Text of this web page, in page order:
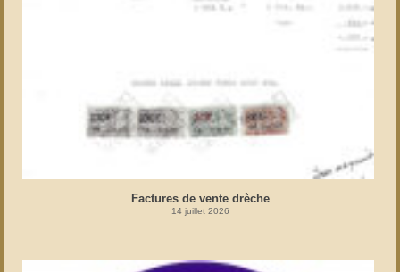
Factures de vente drèche
14 juillet 2026